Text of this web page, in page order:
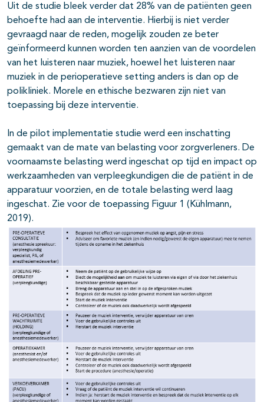
Uit de studie bleek verder dat 28% van de patiënten geen
behoefte had aan de interventie. Hierbij is niet verder
gevraagd naar de reden, mogelijk zouden ze beter
geïnformeerd kunnen worden ten aanzien van de voordelen
van het luisteren naar muziek, hoewel het luisteren naar
muziek in de perioperatieve setting anders is dan op de
polikliniek. Morele en ethische bezwaren zijn niet van
toepassing bij deze interventie.
In de pilot implementatie studie werd een inschatting
gemaakt van de mate van belasting voor zorgverleners. De
voornaamste belasting werd ingeschat op tijd en impact op
werkzaamheden van verpleegkundigen die de patiënt in de
apparatuur voorzien, en de totale belasting werd laag
ingeschat. Zie voor de toepassing Figuur 1 (Kühlmann,
2019).